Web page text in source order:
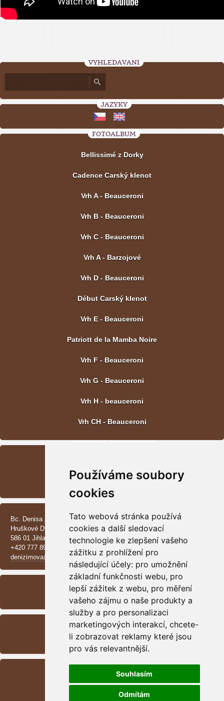
Používáme soubory
cookies
Tato webová stránka používá
cookies a další sledovací
technologie ke zlepšení vašeho
zážitku z prohlížení pro
následující účely: pro umožnění
základní funkčnosti webu, pro
lepší zážitek z webu, pro měření
vašeho zájmu o naše produkty a
služby a pro personalizaci
marketingových interakcí, chcete-
li zobrazovat reklamy které jsou
pro vás relevantnější.
Souhlasím
Odmítám
VYHLEDÁVÁNÍ
JAZYKY
FOTOALBUM
Bellissimé z Dorky
Cadence Carský klenot
Vrh A - Beauceroni
Vrh B - Beauceroni
Vrh C - Beauceroni
Vrh A - Barzojové
Vrh D - Beauceroni
Début Carský klenot
Vrh E - Beauceroni
Patriott de la Mamba Noire
Vrh F - Beauceroni
Vrh G - Beauceroni
Vrh H - beauceroni
Vrh CH - Beauceroni
Bc. Denisa Zimová
Hruškové Dvory 370 E
586 01 Jihlava
+420 777 890 137
denizimova@seznam.cz
ARCHIV
<< září / 2025 >>
RSS
Přehled zdrojů
1700197
Měsíc:
44838
461